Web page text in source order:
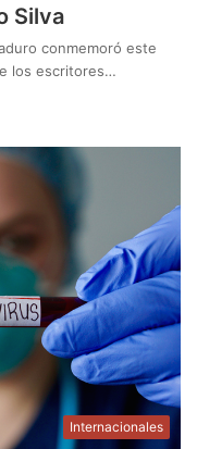
Silva
conmemoró este
los escritores…
Internacionales